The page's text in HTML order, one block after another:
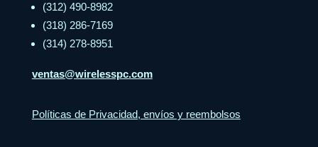
(312) 490-8982
(318) 286-7169
(314) 278-8951
ventas@wirelesspc.com
Políticas de Privacidad, envíos y reembolsos